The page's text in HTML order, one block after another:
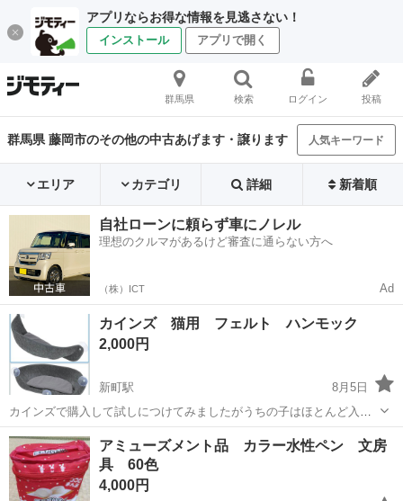
アプリならお得な情報を見逃さない！
インストール アプリで開く
群馬県 検索 ログイン 投稿
群馬県 藤岡市のその他の中古あげます・譲ります 人気キーワード
エリア カテゴリ 詳細 新着順
自社ローンに頼らず車にノレル
理想のクルマがあるけど審査に通らない方へ
（株）ICT Ad
カインズ 猫用 フェルト ハンモック
2,000円
新町駅
8月5日
カインズで購入して試しにつけてみましたがうちの子はほとんど入っ
てくれない為使って下さる方にお譲りします。 短期間窓につけたのみ
です。 猫 ハンモック 窓 ペット
群馬 藤岡市 その他
アミューズメント品 カラー水性ペン 文房
具 60色
4,000円